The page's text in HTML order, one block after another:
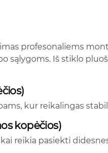
profesonaliems
sąlygoms. Iš stiklo
kur reikalingas
kopėčios)
reikia pasiekti